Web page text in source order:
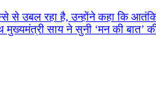
से उबल रहा है, उन्होंने कहा कि
मुख्यमंत्री साय ने सुनी ‘मन की बात’